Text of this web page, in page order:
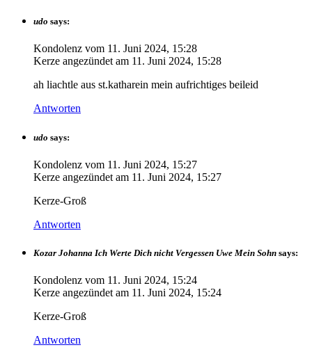
udo says:
Kondolenz vom 11. Juni 2024, 15:28
Kerze angezündet am 11. Juni 2024, 15:28
ah liachtle aus st.katharein mein aufrichtiges beileid
Antworten
udo says:
Kondolenz vom 11. Juni 2024, 15:27
Kerze angezündet am 11. Juni 2024, 15:27
Kerze-Groß
Antworten
Kozar Johanna Ich Werte Dich nicht Vergessen Uwe Mein Sohn says:
Kondolenz vom 11. Juni 2024, 15:24
Kerze angezündet am 11. Juni 2024, 15:24
Kerze-Groß
Antworten